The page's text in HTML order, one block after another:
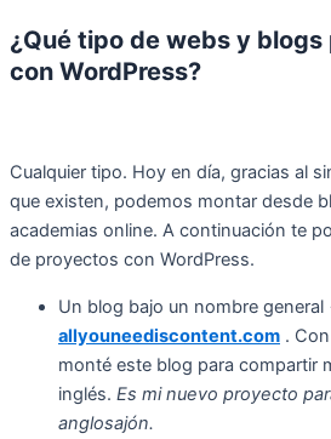
¿Qué tipo de webs y
con WordPress?
Cualquier tipo. Hoy en día, gracias al
que existen, podemos montar desde
academias online. A continuación te
de proyectos con WordPress.
Un blog bajo un nombre general
allyouneediscontent.com .
monté este blog para compartir
inglés. Es mi nuevo proyecto
anglosajón.